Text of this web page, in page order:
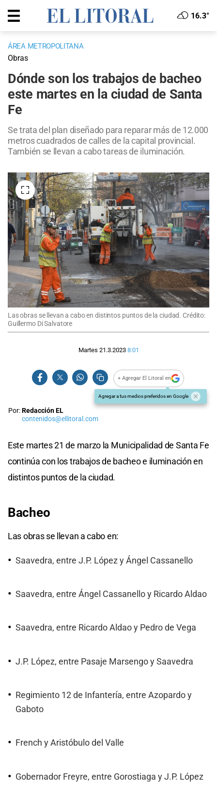
16.3°
ÁREA METROPOLITANA
Obras
Dónde son los trabajos de bacheo
este martes en la ciudad de Santa
Fe
Se trata del plan diseñado para reparar más de 12.000
metros cuadrados de calles de la capital provincial.
También se llevan a cabo tareas de iluminación.
Las obras se llevan a cabo en distintos puntos de la ciudad. Crédito:
Guillermo Di Salvatore
Martes 21.3.2023 8:01
+ Agregar El Litoral en
Agregar a tus medios preferidos en Google
Por:Redacción EL
contenidos@ellitoral.com
Este martes 21 de marzo la Municipalidad de Santa Fe
continúa con los trabajos de bacheo e iluminación en
distintos puntos de la ciudad.
Bacheo
Las obras se llevan a cabo en:
Saavedra, entre J.P. López y Ángel Cassanello
Saavedra, entre Ángel Cassanello y Ricardo Aldao
Saavedra, entre Ricardo Aldao y Pedro de Vega
J.P. López, entre Pasaje Marsengo y Saavedra
Regimiento 12 de Infantería, entre Azopardo y
Gaboto
French y Aristóbulo del Valle
Gobernador Freyre, entre Gorostiaga y J.P. López